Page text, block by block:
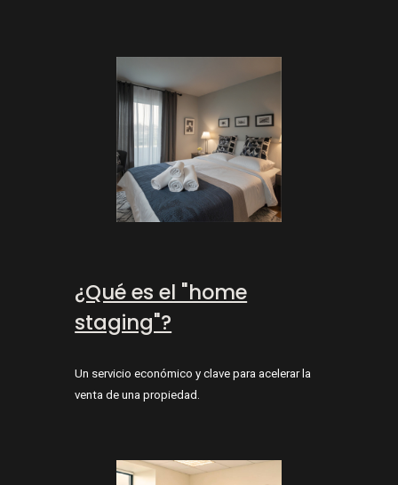
¿Qué es el "home
staging"?
Un servicio económico y clave para acelerar la
venta de una propiedad.